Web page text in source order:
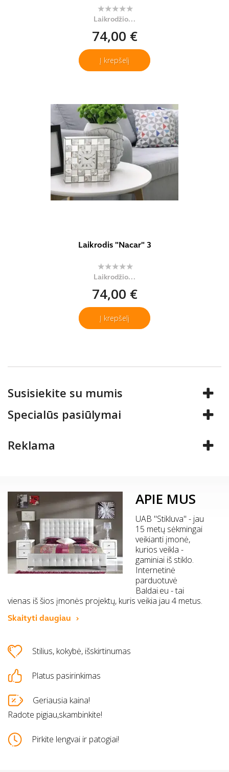
Laikrodžio...
74,00 €
Į krepšelį
Laikrodis "Nacar" 3
Laikrodžio...
74,00 €
Į krepšelį
Susisiekite su mumis
Specialūs pasiūlymai
Reklama
APIE MUS
UAB "Stikluva" - jau
15 metų sėkmingai
veikianti įmonė,
kurios veikla -
gaminiai iš stiklo.
Internetinė
parduotuvė
Baldai.eu - tai
vienas iš šios įmonės projektų, kuris veikia jau 4 metus.
Skaityti daugiau
Stilius, kokybė, išskirtinumas
Platus pasirinkimas
Geriausia kaina!
Radote pigiau,skambinkite!
Pirkite lengvai ir patogiai!